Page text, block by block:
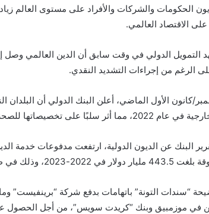
الحكومات والشركات والأفراد على مستوى العالم
على الاقتصاد العالمي.
كانون الأول الماضي، أعلن البنك الدولي أن البلدان
على تخصيصاتها للصحة والتعليم ومكافحة تغير المناخ.
البنك عن الديون الدولية، ارتفعت مدفوعات خدمة
في ظل زيادة في أسعار الفائدة على نطاق عالمي.
في موزمبيق وبنك “كريدت سويس”، من أجل الحصول